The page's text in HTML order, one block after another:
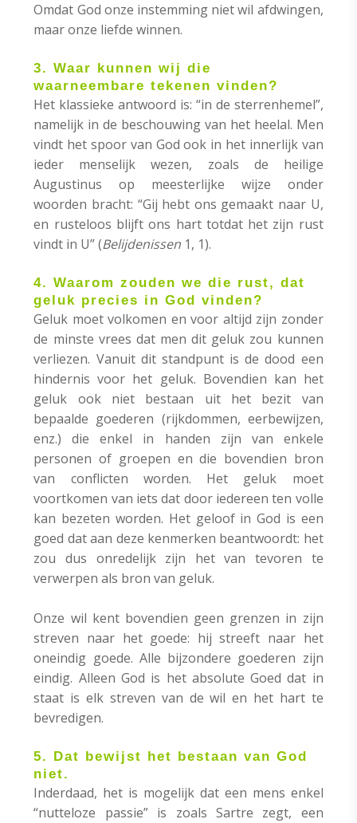
Omdat God onze instemming niet wil afdwingen,
maar onze liefde winnen.
3. Waar kunnen wij die
waarneembare tekenen vinden?
Het klassieke antwoord is: “in de sterrenhemel”,
namelijk in de beschouwing van het heelal. Men
vindt het spoor van God ook in het innerlijk van
ieder menselijk wezen, zoals de heilige
Augustinus op meesterlijke wijze onder
woorden bracht: “Gij hebt ons gemaakt naar U,
en rusteloos blijft ons hart totdat het zijn rust
vindt in U” (Belijdenissen 1, 1).
4. Waarom zouden we die rust, dat
geluk precies in God vinden?
Geluk moet volkomen en voor altijd zijn zonder
de minste vrees dat men dit geluk zou kunnen
verliezen. Vanuit dit standpunt is de dood een
hindernis voor het geluk. Bovendien kan het
geluk ook niet bestaan uit het bezit van
bepaalde goederen (rijkdommen, eerbewijzen,
enz.) die enkel in handen zijn van enkele
personen of groepen en die bovendien bron
van conflicten worden. Het geluk moet
voortkomen van iets dat door iedereen ten volle
kan bezeten worden. Het geloof in God is een
goed dat aan deze kenmerken beantwoordt: het
zou dus onredelijk zijn het van tevoren te
verwerpen als bron van geluk.
Onze wil kent bovendien geen grenzen in zijn
streven naar het goede: hij streeft naar het
oneindig goede. Alle bijzondere goederen zijn
eindig. Alleen God is het absolute Goed dat in
staat is elk streven van de wil en het hart te
bevredigen.
5. Dat bewijst het bestaan van God
niet.
Inderdaad, het is mogelijk dat een mens enkel
“nutteloze passie” is zoals Sartre zegt, een